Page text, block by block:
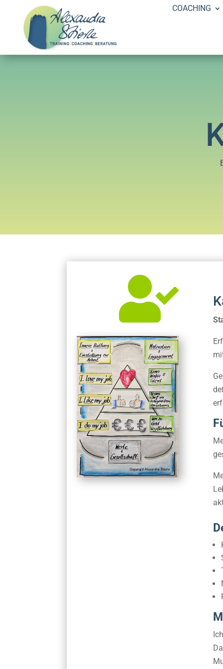
COACHING
